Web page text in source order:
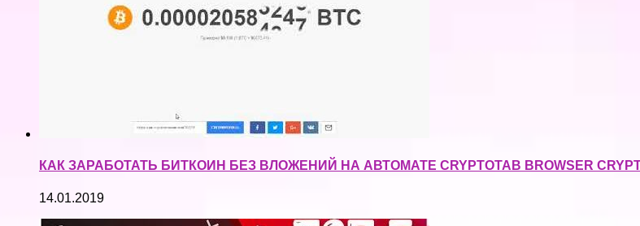
КАК ЗАРАБОТАТЬ БИТКОИН БЕЗ ВЛОЖЕНИЙ НА АВТОМАТЕ CRYPTOTAB BROWSER
14.01.2019